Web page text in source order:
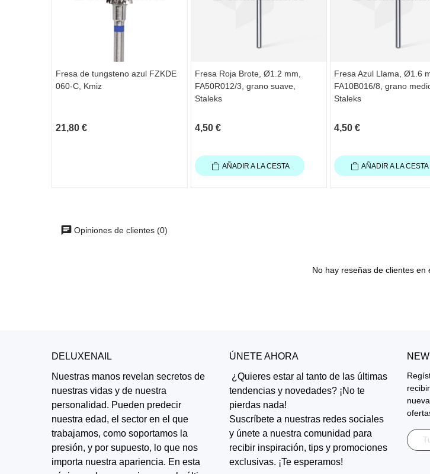
Fresa de tungsteno azul FZKDE
060-C, Kmiz
21,80 €
Fresa Roja Brote, Ø1.2 mm,
FA50R012/3, grano suave,
Staleks
4,50 €
AÑADIR A LA CESTA
Fresa Azul Llama, Ø1.6
FA10B016/8, grano
Staleks
4,50 €
AÑADIR A LA CESTA
Opiniones de clientes (0)
No hay reseñas de clientes en
DELUXENAIL
Nuestras manos revelan secretos de
nuestras vidas y de nuestra
personalidad. Pueden predecir
nuestra edad, el sector en el que
trabajamos, como soportamos la
presión, y por supuesto, lo que nos
importa nuestra apariencia. En esta
ÚNETE AHORA
¿Quieres estar al tanto de las últimas
tendencias y novedades? ¡No te
pierdas nada!
Suscríbete a nuestras redes sociales
y únete a nuestra comunidad para
recibir inspiración, tips y promociones
exclusivas. ¡Te esperamos!